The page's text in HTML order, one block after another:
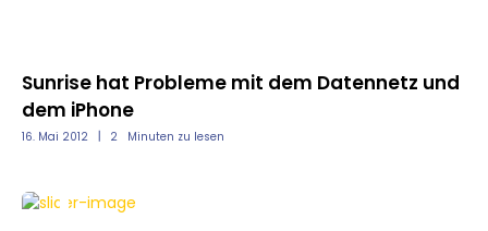
Sunrise hat Probleme mit dem Datennetz und
dem iPhone
16. Mai 2012 2 Minuten zu lesen
NEWS